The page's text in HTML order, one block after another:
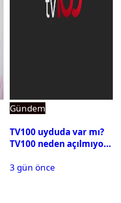
Gündem
TV100 uyduda var mı?
TV100 neden açılmıyor?
3 gün önce